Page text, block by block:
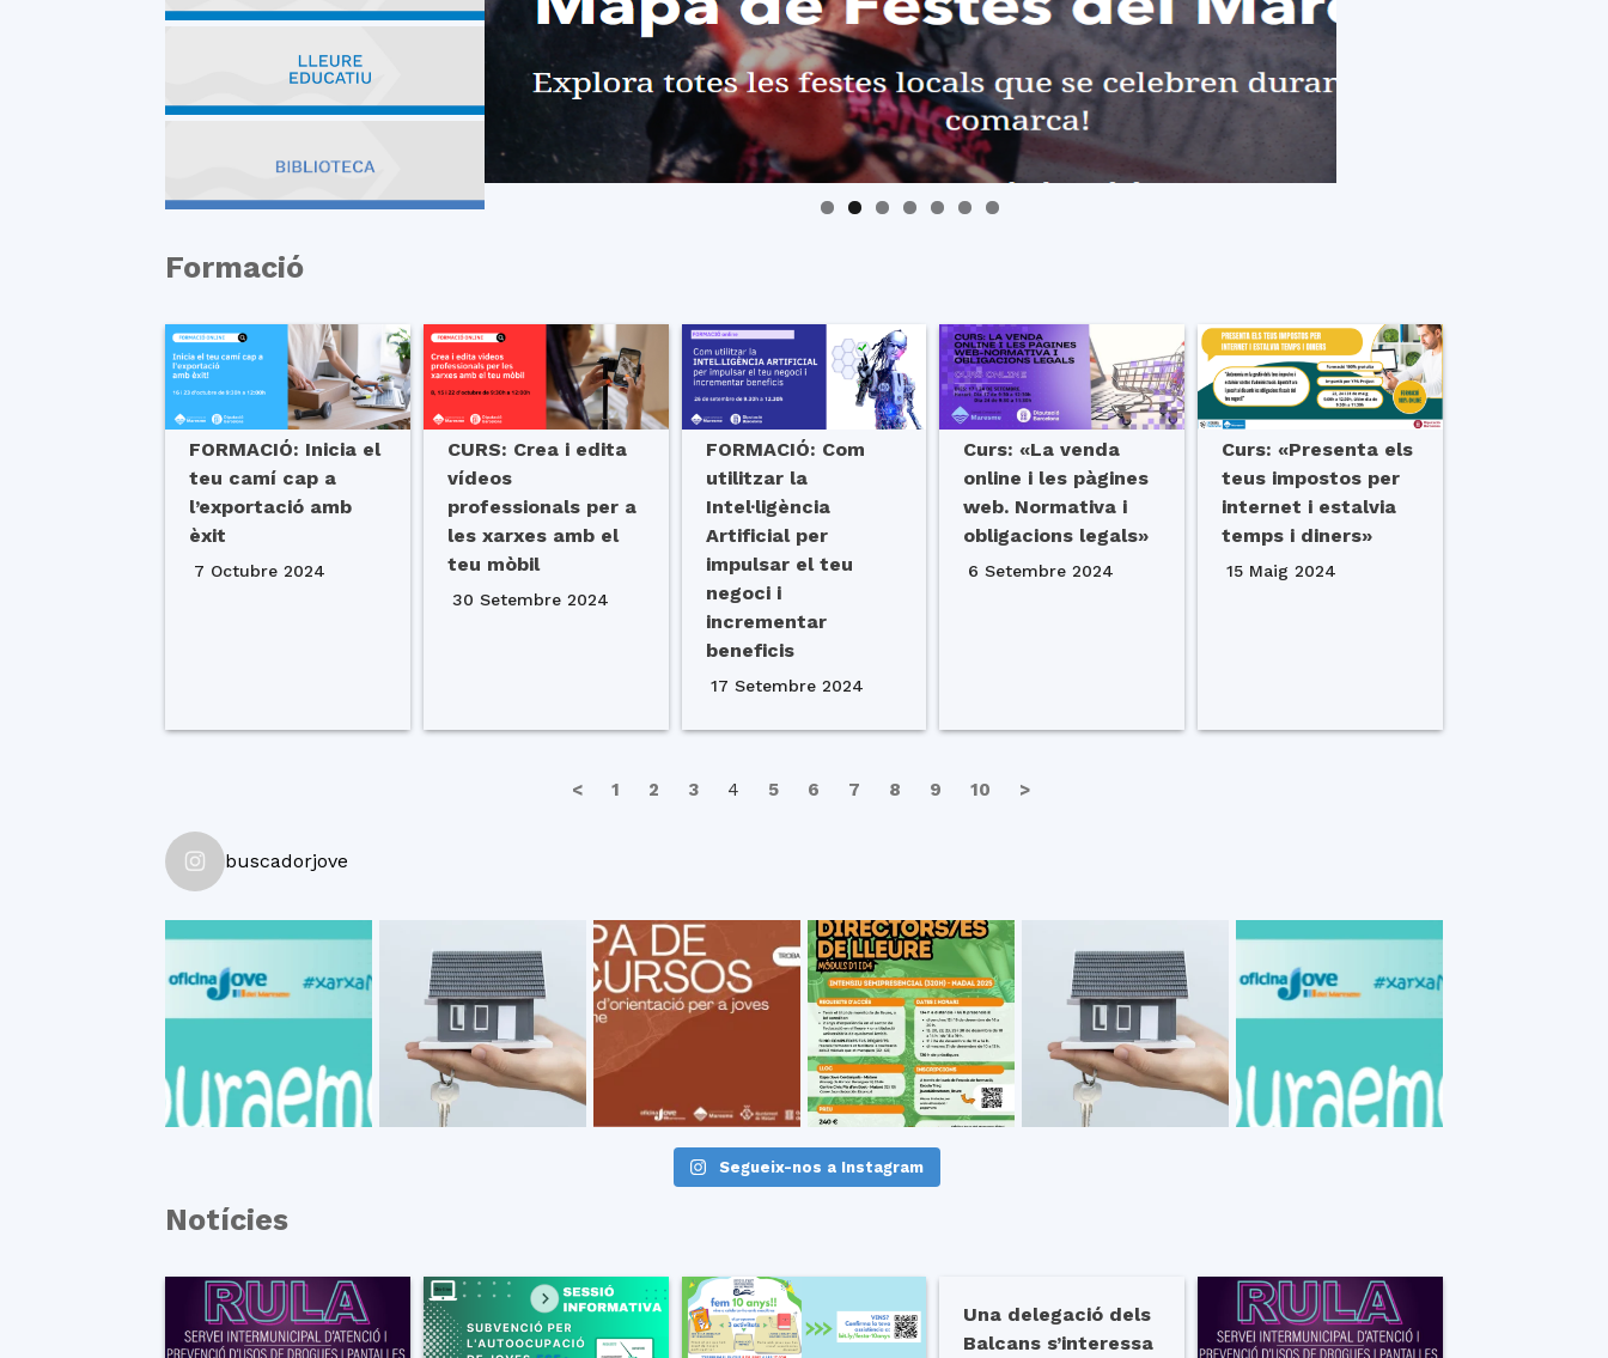
Formació
FORMACIÓ: Inicia el
teu camí cap a
l’exportació amb
èxit
7 Octubre 2024
CURS: Crea i edita
vídeos
professionals per a
les xarxes amb el
teu mòbil
30 Setembre 2024
FORMACIÓ: Com
utilitzar la
Intel·ligència
Artificial per
impulsar el teu
negoci i
incrementar
beneficis
17 Setembre 2024
Curs: «La venda
online i les pàgines
web. Normativa i
obligacions legals»
6 Setembre 2024
Curs: «Presenta els
teus impostos per
internet i estalvia
temps i diners»
15 Maig 2024
< 1 2 3 4 5 6 7 8 9 10 >
buscadorjove
Segueix-nos a Instagram
Notícies
Una delegació dels
Balcans s’interessa